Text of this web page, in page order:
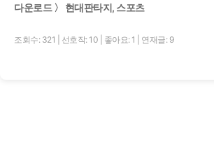
다운로드 〉 현대판타지, 스포츠
조회수: 321 선호작: 10 좋아요: 1 연재글: 9